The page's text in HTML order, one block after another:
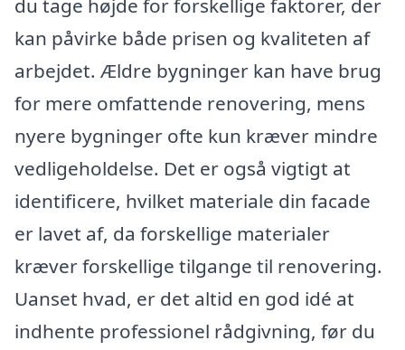
du tage højde for forskellige faktorer, der
kan påvirke både prisen og kvaliteten af
arbejdet. Ældre bygninger kan have brug
for mere omfattende renovering, mens
nyere bygninger ofte kun kræver mindre
vedligeholdelse. Det er også vigtigt at
identificere, hvilket materiale din facade
er lavet af, da forskellige materialer
kræver forskellige tilgange til renovering.
Uanset hvad, er det altid en god idé at
indhente professionel rådgivning, før du